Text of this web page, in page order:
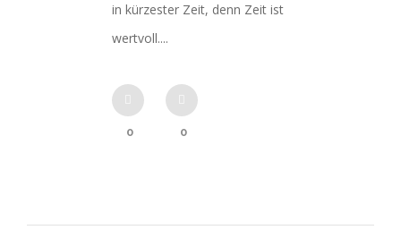
in kürzester Zeit, denn Zeit ist
wertvoll....
0 0